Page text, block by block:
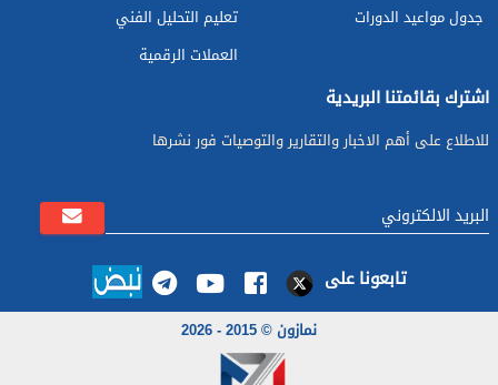
جدول مواعيد الدورات
تعليم التحليل الفني
العملات الرقمية
اشترك بقائمتنا البريدية
للاطلاع على أهم الاخبار والتقارير والتوصيات فور نشرها
تابعونا على
نمازون © 2015 - 2026